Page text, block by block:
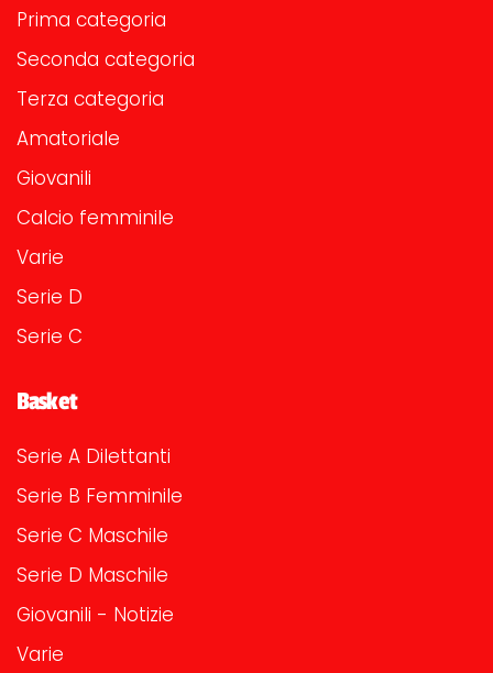
Prima categoria
Seconda categoria
Terza categoria
Amatoriale
Giovanili
Calcio femminile
Varie
Serie D
Serie C
Basket
Serie A Dilettanti
Serie B Femminile
Serie C Maschile
Serie D Maschile
Giovanili - Notizie
Varie